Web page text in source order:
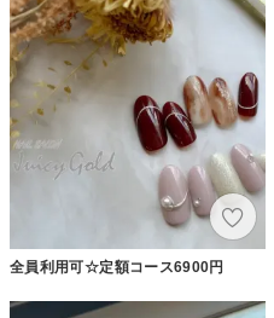
全員利用可☆定額コース6900円